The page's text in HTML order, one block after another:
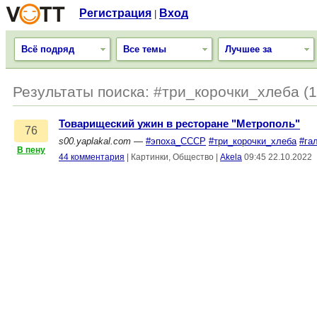
Регистрация Вход
Всё подряд Все темы Лучшее за
Результаты поиска: #три_корочки_хлеба
76
В пену
Товарищеский ужин в ресторане "Метрополь"
s00.yaplakal.com — #эпоха_СССР #три_корочки_хлеба
44 комментария Картинки, Общество Akela 09:45 22.10.2022